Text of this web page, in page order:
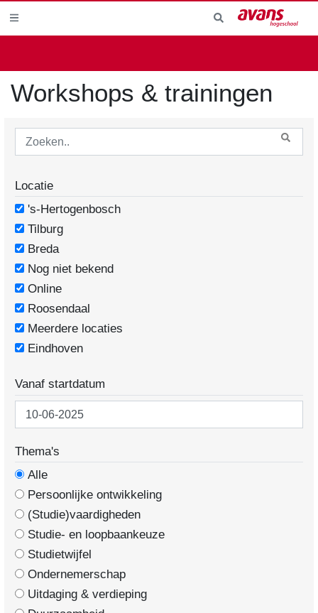
Workshops & trainingen
Locatie
's-Hertogenbosch
Tilburg
Breda
Nog niet bekend
Online
Roosendaal
Meerdere locaties
Eindhoven
Vanaf startdatum
Thema's
Alle
Persoonlijke ontwikkeling
(Studie)vaardigheden
Studie- en loopbaankeuze
Studietwijfel
Ondernemerschap
Uitdaging & verdieping